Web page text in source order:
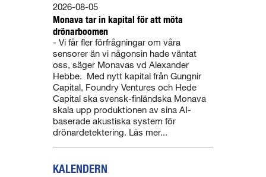
Monava tar in kapital för att möta
drönarboomen
2026-08-05
- Vi får fler förfrågningar om våra
sensorer än vi någonsin hade väntat
oss, säger Monavas vd Alexander
Hebbe. Med nytt kapital från Gungnir
Capital, Foundry Ventures och Hede
Capital ska svensk-finländska Monava
skala upp produktionen av sina AI-
baserade akustiska system för
drönardetektering. Läs mer...
KALENDERN